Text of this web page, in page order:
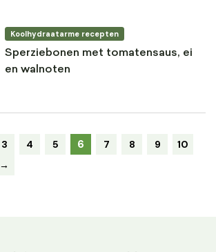
Koolhydraatarme recepten
Sperziebonen met tomatensaus, ei
en walnoten
3 4 5 6 7 8 9
10
→